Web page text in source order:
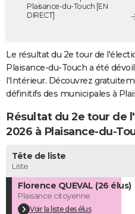
Destinations
City break
Voyage nature
Voyage de noces
Forum
PHOTO
BONS PLANS
CARTE DE VOEUX
DICTIONNAIRE
Dictionnaire
Biographies
Citations
Expressions
Proverbes
PROGRAMME TV
COPAINS D'AVANT
S'inscrire
Se connecter
Lycées
Collèges
Primaires
Universités
Entreprises
Service militaire
Avis de recherche
AVIS DE DÉCÈS
FORUM
Plaisance-du-Touch [EN
DIRECT]
Le résultat du 2e tour de
Plaisance-du-Touch a été
l'Intérieur. Découvrez
définitifs des municipales à
Résultat du 2e tour de
2026 à Plaisance-du-
Tête de liste
Liste
Florence QUEVAL (26 élus)
Plaisance citoyenne
Voir la liste des élus